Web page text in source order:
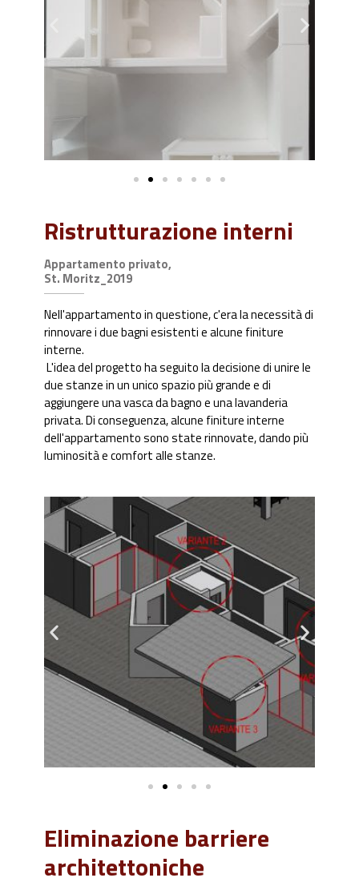
Ristrutturazione interni
Appartamento privato,
St. Moritz_2019
Nell'appartamento in questione, c'era la necessità di
rinnovare i due bagni esistenti e alcune finiture
interne.
L'idea del progetto ha seguito la decisione di unire le
due stanze in un unico spazio più grande e di
aggiungere una vasca da bagno e una lavanderia
privata. Di conseguenza, alcune finiture interne
dell'appartamento sono state rinnovate, dando più
luminosità e comfort alle stanze.
Eliminazione barriere
architettoniche